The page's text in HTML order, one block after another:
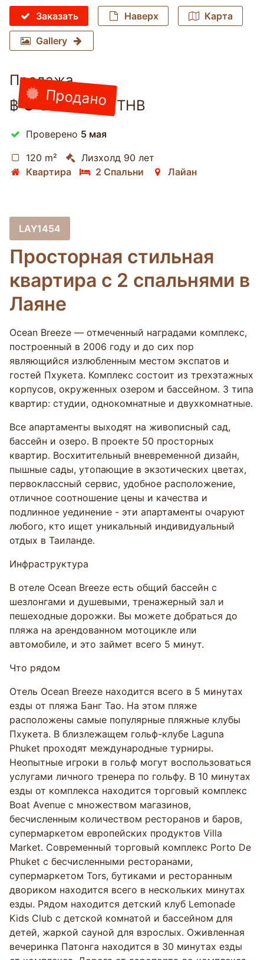
Заказать Наверх Карта
Gallery
Продажа
Продано
฿ 6 500 000THB
Проверено 5 мая
120 m²
Лизхолд 90 лет
Квартира
2 Спальни Лайан
LAY1454
Просторная стильная
квартира с 2 спальнями в
Лаяне
Ocean Breeze — отмеченный наградами комплекс,
построенный в 2006 году и до сих пор
являющийся излюбленным местом экспатов и
гостей Пхукета. Комплекс состоит из трехэтажных
корпусов, окруженных озером и бассейном. 3 типа
квартир: студии, однокомнатные и двухкомнатные.
Все апартаменты выходят на живописный сад,
бассейн и озеро. В проекте 50 просторных
квартир. Восхитительный вневременной дизайн,
пышные сады, утопающие в экзотических цветах,
первоклассный сервис, удобное расположение,
отличное соотношение цены и качества и
подлинное уединение - эти апартаменты очаруют
любого, кто ищет уникальный индивидуальный
отдых в Таиланде.
Инфраструктура
В отеле Ocean Breeze есть общий бассейн с
шезлонгами и душевыми, тренажерный зал и
пешеходные дорожки. Вы можете добраться до
пляжа на арендованном мотоцикле или
автомобиле, и это займет всего 5 минут.
Что рядом
Отель Ocean Breeze находится всего в 5 минутах
езды от пляжа Банг Тао. На этом пляже
расположены самые популярные пляжные клубы
Пхукета. В близлежащем гольф-клубе Laguna
Phuket проходят международные турниры.
Неопытные игроки в гольф могут воспользоваться
услугами личного тренера по гольфу. В 10 минутах
езды от комплекса находится торговый комплекс
Boat Avenue с множеством магазинов,
бесчисленным количеством ресторанов и баров,
супермаркетом европейских продуктов Villa
Market. Современный торговый комплекс Porto De
Phuket с бесчисленными ресторанами,
супермаркетом Tors, бутиками и ресторанным
двориком находится всего в нескольких минутах
езды. Рядом находится детский клуб Lemonade
Kids Club с детской комнатой и бассейном для
детей, жаркой сауной для взрослых. Оживленная
вечеринка Патонга находится в 30 минутах езды